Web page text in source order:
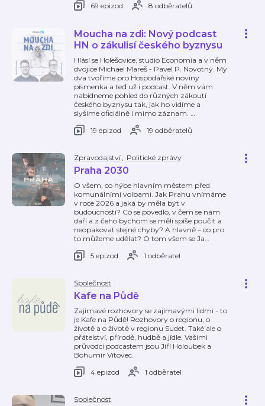
69 epizod
8 odběratelů
Moucha na zdi: Nový podcast
HN o zákulisí českého byznysu
Hlásí se Holešovice, studio Economia a v něm
dvojice Michael Mareš - Pavel P. Novotný. My
dva tvoříme pro Hospodářské noviny
písmenka a teď už i podcast. V něm vám
nabídneme pohled do různých zákoutí
českého byznysu tak, jak ho vidíme a
slyšíme oficiálně i mimo záznam. …
19 epizod
19 odběratelů
Zpravodajství, Politické zprávy
Praha 2030
O všem, co hýbe hlavním městem před
komunálními volbami. Jak Prahu vnímáme
v roce 2026 a jaká by měla být v
budoucnosti? Co se povedlo, v čem se nám
daří a z čeho bychom se měli spíše poučit a
neopakovat stejné chyby? A hlavně – co pro
to můžeme udělat? O tom všem se Ja…
5 epizod
1 odběratel
Společnost
Kafe na Půdě
Zajímavé rozhovory se zajímavými lidmi - to
je Kafe na Půdě! Rozhovory o regionu, o
životě a o životě v regionu Sudet. Také ale o
přátelství, přírodě, hudbě a jídle. Vašimi
průvodci podcastem jsou Jiří Holoubek a
Bohumír Vítovec.
4 epizod
1 odběratel
Společnost